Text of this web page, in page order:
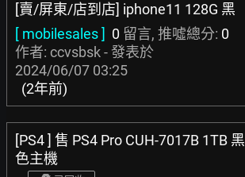
[賣/屏東/店到店] iphone11 128G 黑
[ mobilesales ] 0 留言, 推噓總分: 0
作者: ccvsbsk - 發表於
2024/06/07 03:25
(2年前)
[PS4 ] 售 PS4 Pro CUH-7017B 1TB 黑
色主機